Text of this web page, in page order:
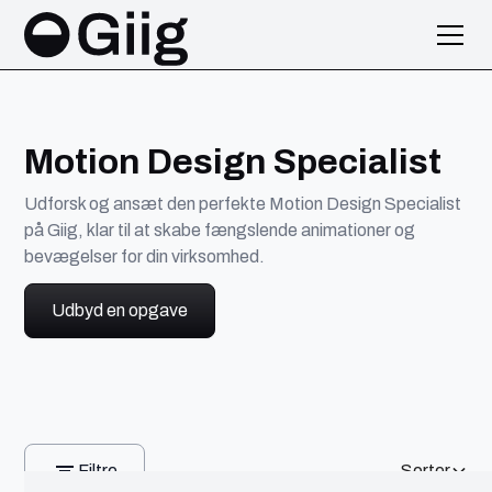
Motion Design Specialist
Udforsk og ansæt den perfekte Motion Design Specialist
på Giig, klar til at skabe fængslende animationer og
bevægelser for din virksomhed.
Udbyd en opgave
Filtre Sorter